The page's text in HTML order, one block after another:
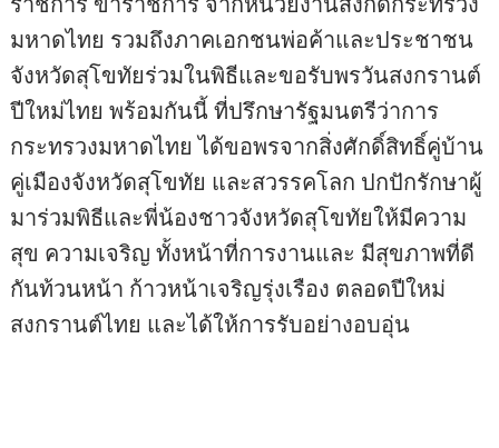
มหาดไทย รวมถึงภาคเอกชนพ่อค้าและประชาชน
จังหวัดสุโขทัยร่วมในพิธีและขอรับพรวันสงกรานต์
ปีใหม่ไทย พร้อมกันนี้ ที่ปรึกษารัฐมนตรีว่าการ
กระทรวงมหาดไทย ได้ขอพรจากสิ่งศักดิ์สิทธิ์คู่บ้าน
คู่เมืองจังหวัดสุโขทัย และสวรรคโลก ปกปักรักษาผู้
มาร่วมพิธีและพี่น้องชาวจังหวัดสุโขทัยให้มีความ
สุข ความเจริญ ทั้งหน้าที่การงานและ มีสุขภาพที่ดี
กันท้วนหน้า ก้าวหน้าเจริญรุ่งเรือง ตลอดปีใหม่
สงกรานต์ไทย และได้ให้การรับอย่างอบอุ่น